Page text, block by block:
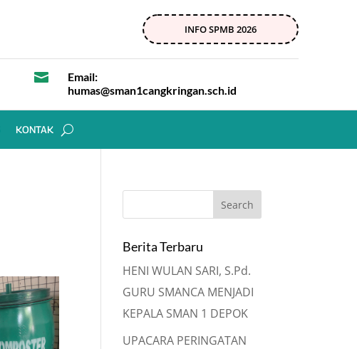
INFO SPMB 2026

Email:
humas@sman1cangkringan.sch.id
KONTAK
Berita Terbaru
HENI WULAN SARI, S.Pd.
GURU SMANCA MENJADI
KEPALA SMAN 1 DEPOK
UPACARA PERINGATAN